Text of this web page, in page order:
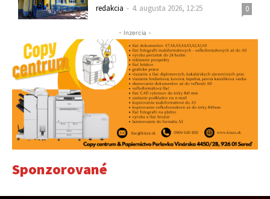
redakcia - 4. augusta 2026, 12:25 0
- Inzercia -
Sponzorované